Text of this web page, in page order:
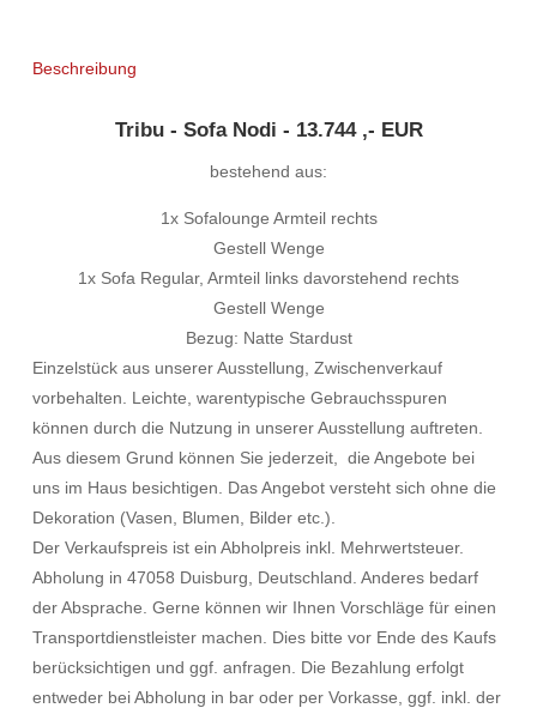
Beschreibung
Tribu - Sofa Nodi - 13.744 ,- EUR
bestehend aus:
1x Sofalounge Armteil rechts
Gestell Wenge
1x Sofa Regular, Armteil links davorstehend rechts
Gestell Wenge
Bezug: Natte Stardust
Einzelstück aus unserer Ausstellung, Zwischenverkauf
vorbehalten. Leichte, warentypische Gebrauchsspuren
können durch die Nutzung in unserer Ausstellung auftreten.
Aus diesem Grund können Sie jederzeit, die Angebote bei
uns im Haus besichtigen. Das Angebot versteht sich ohne die
Dekoration (Vasen, Blumen, Bilder etc.).
Der Verkaufspreis ist ein Abholpreis inkl. Mehrwertsteuer.
Abholung in 47058 Duisburg, Deutschland. Anderes bedarf
der Absprache. Gerne können wir Ihnen Vorschläge für einen
Transportdienstleister machen. Dies bitte vor Ende des Kaufs
berücksichtigen und ggf. anfragen. Die Bezahlung erfolgt
entweder bei Abholung in bar oder per Vorkasse, ggf. inkl. der